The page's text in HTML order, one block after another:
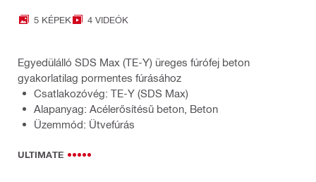
5 KÉPEK 4 VIDEÓK
Egyedülálló SDS Max (TE-Y) üreges fúrófej beton
gyakorlatilag pormentes fúrásához
Csatlakozóvég: TE-Y (SDS Max)
Alapanyag: Acélerősítésű beton, Beton
Üzemmód: Ütvefúrás
ULTIMATE